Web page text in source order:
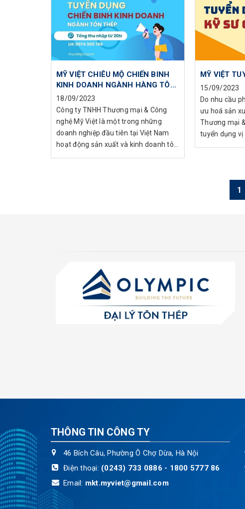
MỸ VIỆT CHIÊU MỘ CHIẾN BINH
KINH DOANH NGÀNH HÀNG TÔN
THÉP
18/09/2023
Công ty TNHH Thương mại & Công
nghệ Mỹ Việt là một trong những
doanh nghiệp đầu tiên tại Việt Nam
hoạt động sản xuất và kinh doanh tô...
MỸ VIỆT
15/09/2023
Do nhu cầu
ưu hoá sản
Thương mại
tuyển dụng vị
1
THÔNG TIN CÔNG TY
46 Bích Câu, Phường Ô Chợ Dừa, Hà Nội
Điện thoại: (0243) 733 0886 - 1800 5777 86
Email: mkt.myviet@gmail.com